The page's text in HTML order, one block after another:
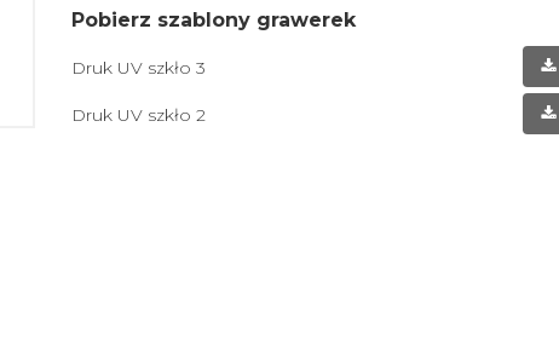
Pobierz szablony grawerek
Druk UV szkło 3
Druk UV szkło 2